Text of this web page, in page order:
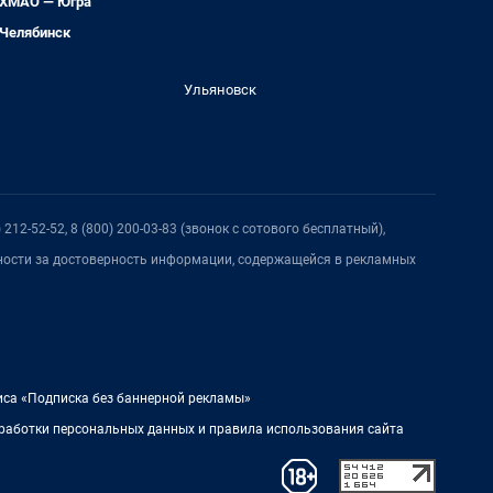
Ульяновск
52-52, 8 (800) 200-03-83 (звонок с сотового бесплатный),
за достоверность информации, содержащейся в рекламных
«Подписка без баннерной рекламы»
персональных данных и правила использования сайта